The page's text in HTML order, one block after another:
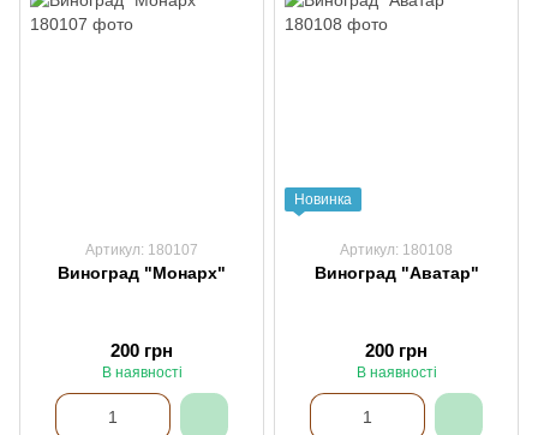
Артикул: 180107
Виноград "Монарх"
200 грн
В наявності
Новинка
Артикул: 180108
Виноград "Аватар"
200 грн
В наявності